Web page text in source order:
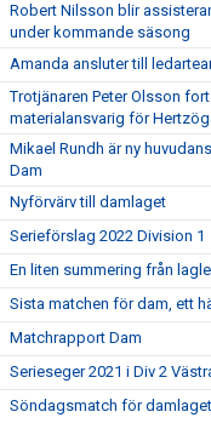
Robert Nilsson blir
under kommande säsong
Amanda ansluter till
Trotjänaren Peter Olsson
materialansvarig för
Mikael Rundh är ny
Dam
Nyförvärv till damlaget
Serieförslag 2022 Division 1
En liten summering från
Sista matchen för dam, ett
Matchrapport Dam
Serieseger 2021 i Div 2
Söndagsmatch för damlaget